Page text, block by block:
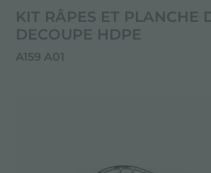
KIT RÂPES ET PLANCHE
DECOUPE HDPE
A159 A01